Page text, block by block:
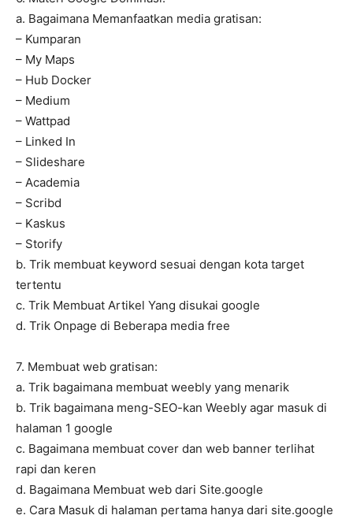
a. Bagaimana Memanfaatkan media gratisan:
– Kumparan
– My Maps
– Hub Docker
– Medium
– Wattpad
– Linked In
– Slideshare
– Academia
– Scribd
– Kaskus
– Storify
b. Trik membuat keyword sesuai dengan kota target
tertentu
c. Trik Membuat Artikel Yang disukai google
d. Trik Onpage di Beberapa media free
7. Membuat web gratisan:
a. Trik bagaimana membuat weebly yang menarik
b. Trik bagaimana meng-SEO-kan Weebly agar masuk di
halaman 1 google
c. Bagaimana membuat cover dan web banner terlihat
rapi dan keren
d. Bagaimana Membuat web dari Site.google
e. Cara Masuk di halaman pertama hanya dari site.google